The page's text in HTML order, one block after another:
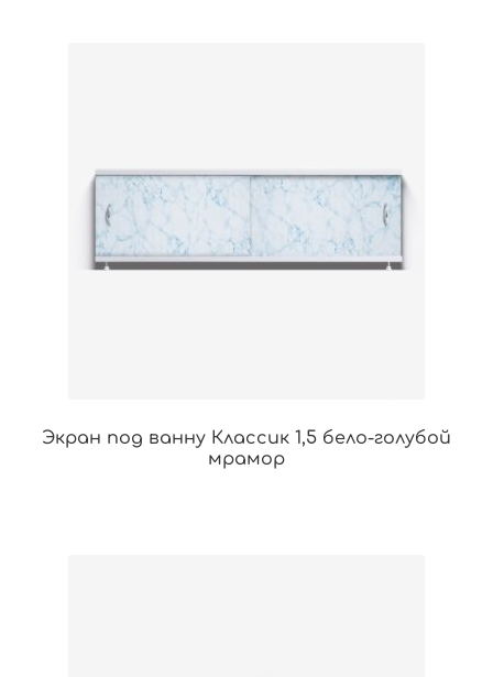
Экран под ванну Классик 1,5 бело-голубой
мрамор